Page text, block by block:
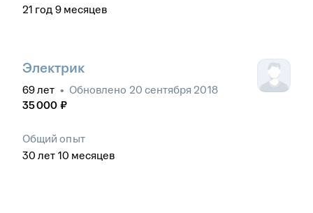
21 год 9 месяцев
Электрик
69лет • Обновлено 20 сентября 2018
35 000 ₽
Общий опыт
30 лет 10 месяцев